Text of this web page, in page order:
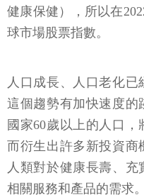
健康保健），所以在
球市場股票指數。
人口成長、人口老化已
這個趨勢有加快速度的
國家60歲以上的人口
而衍生出許多新投資商
人類對於健康長壽、
相關服務和產品的需求。